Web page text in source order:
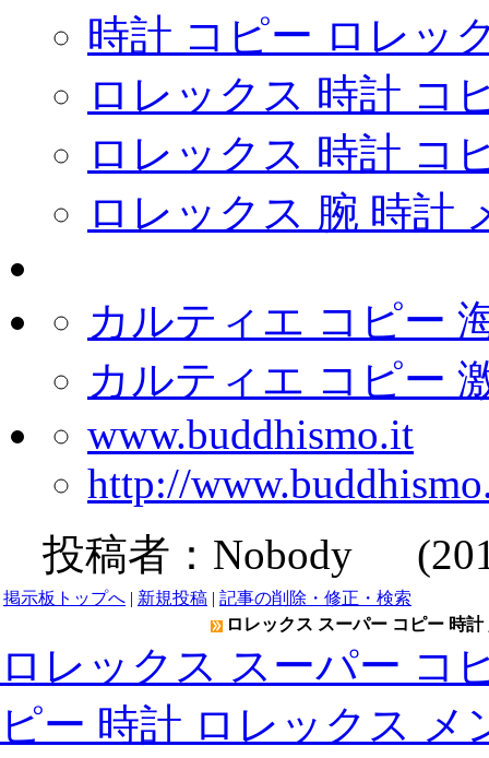
時計 コピー ロレッ
ロレックス 時計 コ
ロレックス 時計 コ
ロレックス 腕 時計
カルティエ コピー
カルティエ コピー
www.buddhismo.it
http://
投稿者： Nobody
掲示板トップへ | 新規投稿 | 記事の削除・修正・検索
ロレックス スーパー コピー 時
ロレックス スーパー コ
ピー 時計 ロレックス メ